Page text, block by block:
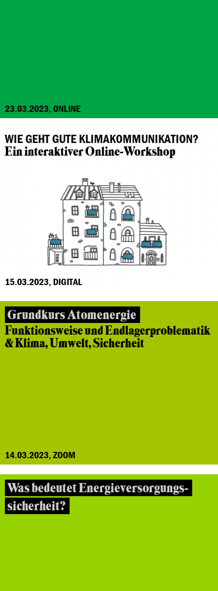
23.03.2023, ONLINE
WIE GEHT GUTE KLIMAKOMMUNIKATION?
Ein interaktiver Online-Workshop
15.03.2023, DIGITAL
Grundkurs Atomenergie
Funktionsweise und Endlagerproblematik
& Klima, Umwelt, Sicherheit
14.03.2023, ZOOM
Was bedeutet Energieversorgungs-
sicherheit?